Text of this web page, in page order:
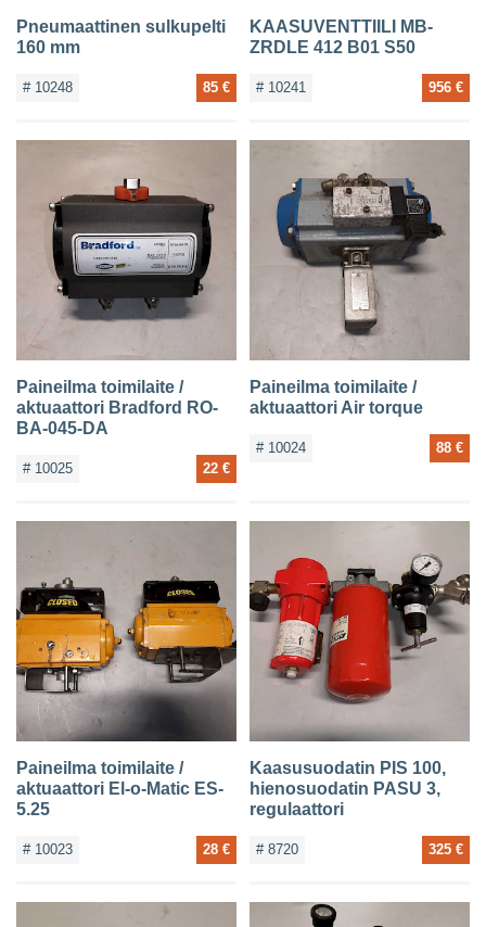
Pneumaattinen sulkupelti
160 mm
# 10248 85 €
KAASUVENTTIILI MB-
ZRDLE 412 B01 S50
# 10241 956 €
Paineilma toimilaite /
aktuaattori Bradford RO-
BA-045-DA
# 10025 22 €
Paineilma toimilaite /
aktuaattori Air torque
# 10024 88 €
Paineilma toimilaite /
aktuaattori El-o-Matic ES-
5.25
# 10023 28 €
Kaasusuodatin PIS 100,
hienosuodatin PASU 3,
regulaattori
# 8720 325 €